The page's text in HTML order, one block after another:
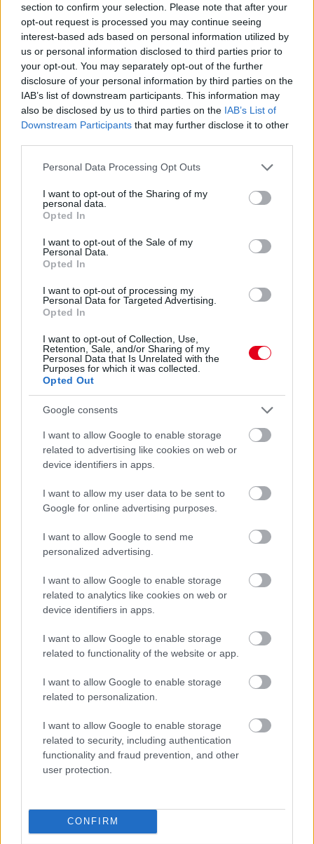
section to confirm your selection. Please note that after your
opt-out request is processed you may continue seeing
interest-based ads based on personal information utilized by
us or personal information disclosed to third parties prior to
your opt-out. You may separately opt-out of the further
disclosure of your personal information by third parties on the
IAB’s list of downstream participants. This information may
also be disclosed by us to third parties on the IAB’s List of
Downstream Participants that may further disclose it to other
Please note that this website/app uses one or more Google
not limited to your visit or usage behaviour. You may click to
grant or deny consent to Google and its third-party tags to
use your data for below specified purposes in below Google
consent section.
Personal Data Processing Opt Outs
I want to opt-out of the Sharing of my
personal data.
Opted In
I want to opt-out of the Sale of my
Personal Data.
Opted In
I want to opt-out of processing my
Personal Data for Targeted Advertising.
Opted In
I want to opt-out of Collection, Use,
Retention, Sale, and/or Sharing of my
Personal Data that Is Unrelated with the
Purposes for which it was collected.
Opted Out
Google consents
I want to allow Google to enable storage
related to advertising like cookies on web or
device identifiers in apps.
I want to allow my user data to be sent to
Google for online advertising purposes.
I want to allow Google to send me
personalized advertising.
I want to allow Google to enable storage
related to analytics like cookies on web or
device identifiers in apps.
I want to allow Google to enable storage
related to functionality of the website or app.
I want to allow Google to enable storage
related to personalization.
I want to allow Google to enable storage
related to security, including authentication
functionality and fraud prevention, and other
user protection.
CONFIRM
5 órája
Óriási bevétel-visszaesést könyvelhetett el az F1 a
Kerékpáros világbajnokságra kvalifikálta magát Bottas az
Montoya szerint Antonelli kedvessége sem segít
Russellen